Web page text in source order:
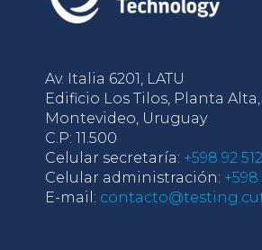
Av. Italia 6201, LATU
Edificio Los Tilos, Planta Alta,
Montevideo, Uruguay
C.P: 11.500
Celular secretaría: +598 92
Celular administración: +598
E-mail: